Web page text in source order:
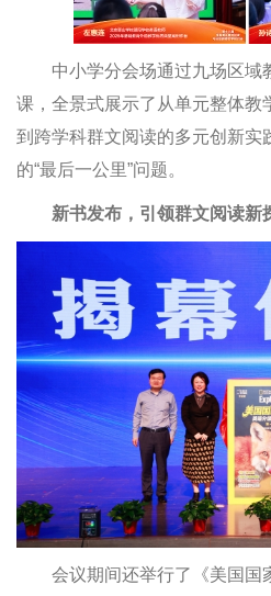
中小学分会场通过九场区域
课，全景式展示了从单元整体教
到跨学科群文阅读的多元创新实
的“最后一公里”问题。
新书发布，引领群文阅读新
会议期间还举行了《美国国